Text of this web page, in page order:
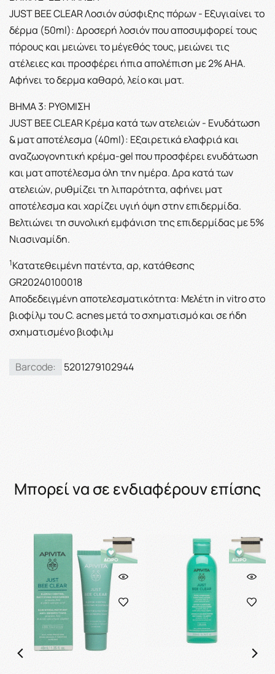
JUST BEE CLEAR Λοσιόν σύσφιξης πόρων - Εξυγιαίνει το
δέρμα (50ml):Δροσερή λοσιόν που αποσυμφορεί τους
πόρους και μειώνει το μέγεθός τους, μειώνει τις
ατέλειες και προσφέρει ήπια απολέπιση με 2% AHA.
Αφήνει το δερμα καθαρό, λείο και ματ.
ΒΗΜΑ 3: ΡΥΘΜΙΣΗ
JUST BEE CLEAR Κρέμα κατά των ατελειών - Eνυδάτωση
& ματ αποτέλεσμα (40ml): Εξαιρετικά ελαφριά και
αναζωογονητική κρέμα-gel που προσφέρει ενυδάτωση
και ματ αποτέλεσμα όλη την ημέρα. Δρα κατά των
ατελειών, ρυθμίζει τη λιπαρότητα, αφήνει ματ
αποτέλεσμα και χαρίζει υγιή όψη στην επιδερμίδα.
Βελτιώνει τη συνολική εμφάνιση της επιδερμίδας με 5%
Νιασιναμίδη.
1Κατατεθειμένη πατέντα, αρ, κατάθεσης
GR20240100018
Αποδεδειγμένη αποτελεσματικότητα: Mελέτη in vitro στο
βιοφίλμ του C. acnes μετά το σχηματισμό και σε ήδη
σχηματισμένο βιοφιλμ
Barcode: 5201279102944
Μπορεί να σε ενδιαφέρουν επίσης